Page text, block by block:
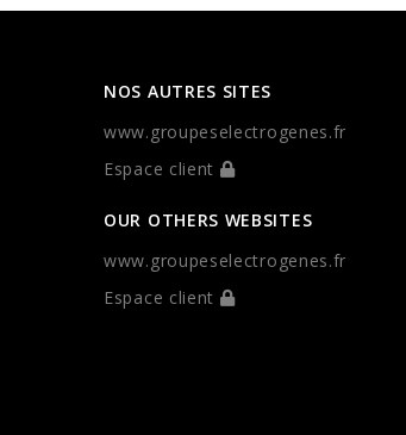
NOS AUTRES SITES
www.groupeselectrogenes.fr
Espace client
OUR OTHERS WEBSITES
www.groupeselectrogenes.fr
Espace client